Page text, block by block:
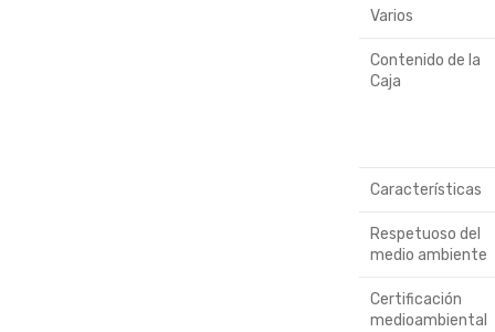
Varios
Contenido de la
Caja
Características
Respetuoso del
medio ambiente
Certificación
medioambiental